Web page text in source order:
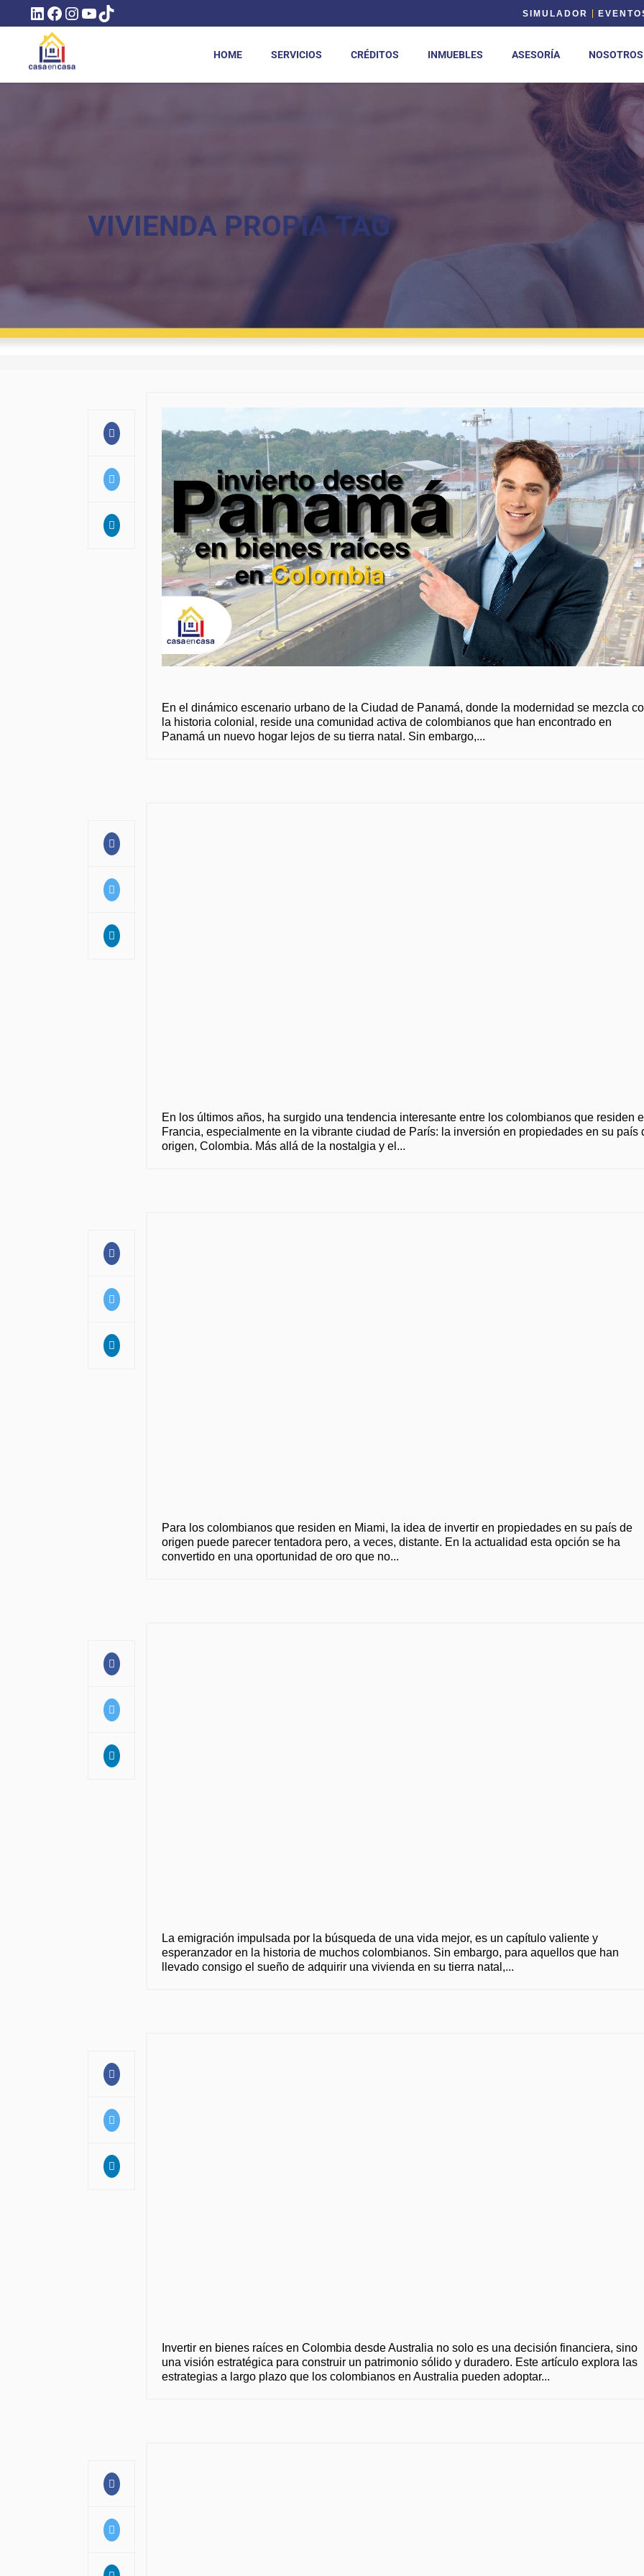
LINKEDIN
FACEBOOK
INSTAGRAM
YOUTUBE
TIKTOK SIMULADOR
HOME SERVICIOS CRÉDITOS INMUEBLES ASESORÍA NOSOTROS
VIVIENDA PROPIA TAG
En el dinámico escenario urbano de la Ciudad de Panamá, donde la modernidad se mezcla
la historia colonial, reside una comunidad activa de colombianos que han encontrado en
Panamá un nuevo hogar lejos de su tierra natal. Sin embargo,
En los últimos años, ha surgido una tendencia interesante entre los colombianos que residen
Francia, especialmente en la vibrante ciudad de París: la inversión en propiedades en su país
origen, Colombia. Más allá de la nostalgia y el
Para los colombianos que residen en Miami, la idea de invertir en propiedades en su país de
origen puede parecer tentadora pero, a veces, distante. En la actualidad esta opción se ha
convertido en una oportunidad de oro que no
La emigración impulsada por la búsqueda de una vida mejor, es un capítulo valiente y
esperanzador en la historia de muchos colombianos. Sin embargo, para aquellos que han
llevado consigo el sueño de adquirir una vivienda en su tierra natal,
Invertir en bienes raíces en Colombia desde Australia no solo es una decisión financiera, sino
una visión estratégica para construir un patrimonio sólido y duradero. Este artículo explora las
estrategias a largo plazo que los colombianos en Australia pueden adoptar